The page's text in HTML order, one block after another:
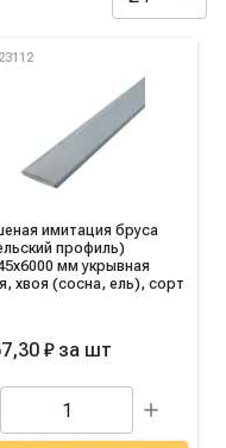
имитация бруса
профиль)
мм укрывная
хвоя (сосна, ель), сорт
₽ за шт